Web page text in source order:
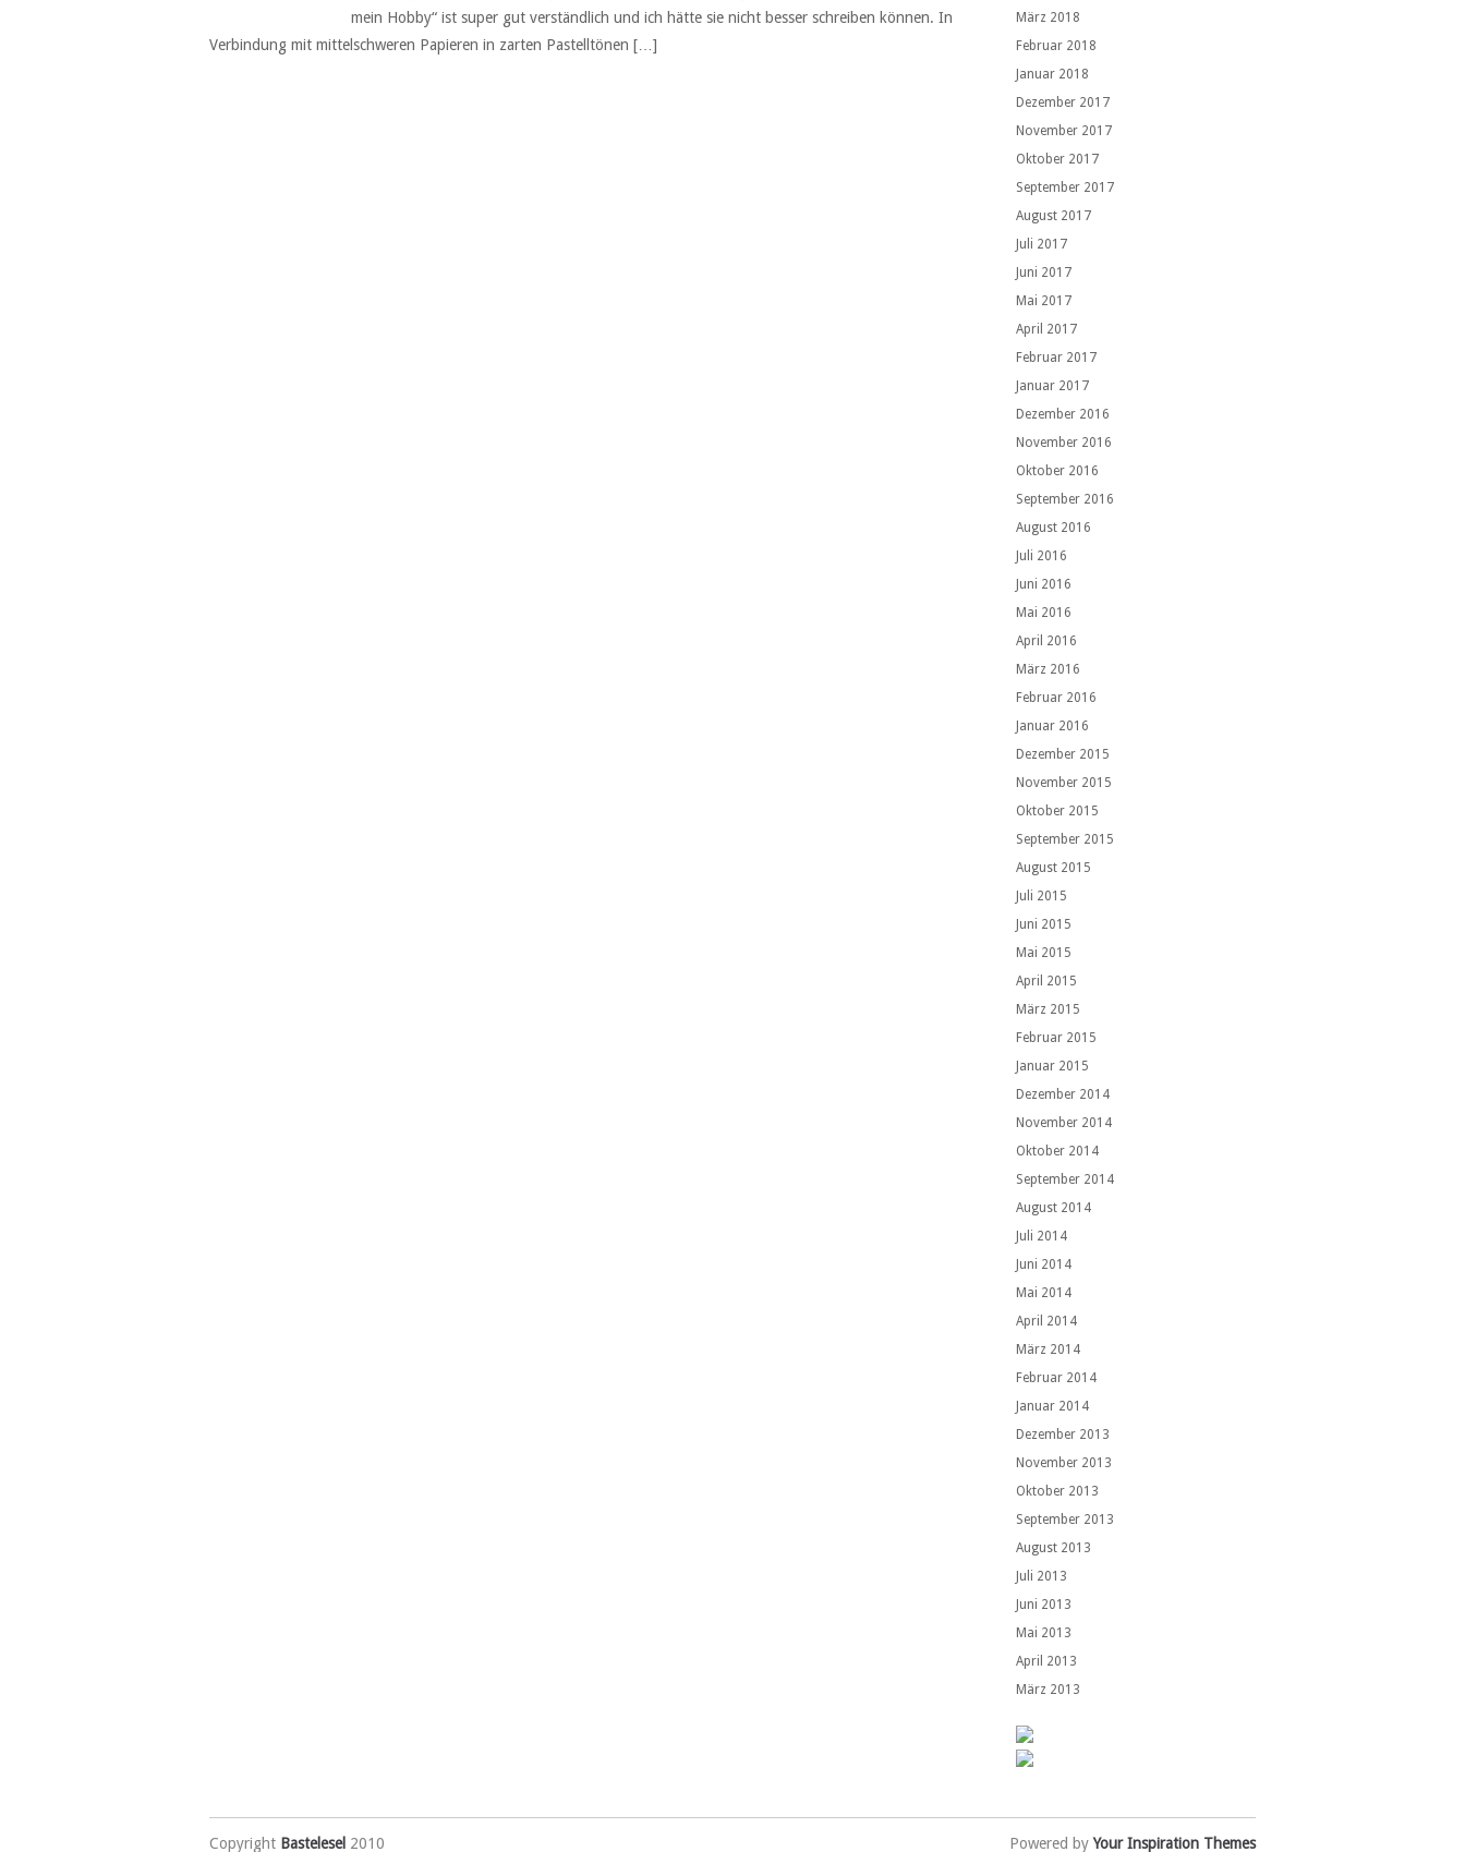
mein Hobby“ ist super gut verständlich und ich hätte sie nicht besser schreiben können. In
Verbindung mit mittelschweren Papieren in zarten Pastelltönen […]
März 2018
Februar 2018
Januar 2018
Dezember 2017
November 2017
Oktober 2017
September 2017
August 2017
Juli 2017
Juni 2017
Mai 2017
April 2017
Februar 2017
Januar 2017
Dezember 2016
November 2016
Oktober 2016
September 2016
August 2016
Juli 2016
Juni 2016
Mai 2016
April 2016
März 2016
Februar 2016
Januar 2016
Dezember 2015
November 2015
Oktober 2015
September 2015
August 2015
Juli 2015
Juni 2015
Mai 2015
April 2015
März 2015
Februar 2015
Januar 2015
Dezember 2014
November 2014
Oktober 2014
September 2014
August 2014
Juli 2014
Juni 2014
Mai 2014
April 2014
März 2014
Februar 2014
Januar 2014
Dezember 2013
November 2013
Oktober 2013
September 2013
August 2013
Juli 2013
Juni 2013
Mai 2013
April 2013
März 2013
Copyright Bastelesel 2010 Powered byYour Inspiration Themes